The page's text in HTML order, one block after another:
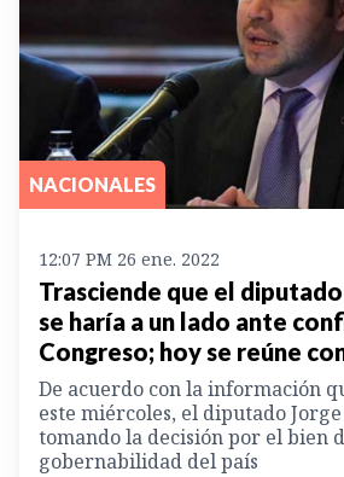
NACIONALES
12:07 PM 26 ene. 2022
Trasciende que el
se haría a un lado ante
Congreso; hoy se reúne
De acuerdo con la información
este miércoles, el diputado
tomando la decisión por el bien
gobernabilidad del país